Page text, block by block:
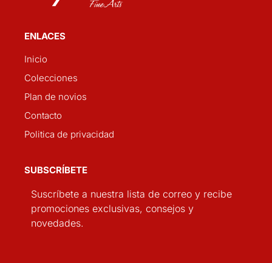
ENLACES
Inicio
Colecciones
Plan de novios
Contacto
Politica de privacidad
SUBSCRÍBETE
Suscríbete a nuestra lista de correo y recibe
promociones exclusivas, consejos y
novedades.